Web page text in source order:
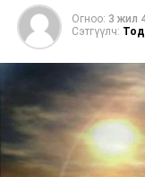
Огноо: 3 жил
Сэтгүүлч: